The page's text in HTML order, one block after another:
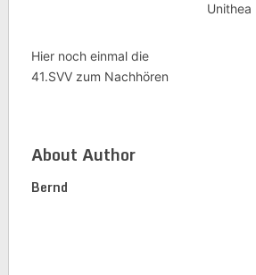
Unithea
Hier noch einmal die
41.SVV zum Nachhören
About Author
Bernd